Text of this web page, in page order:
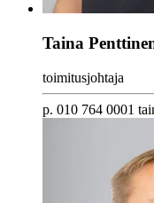
Taina
toimitusjohtaja
p. 010 764 0001